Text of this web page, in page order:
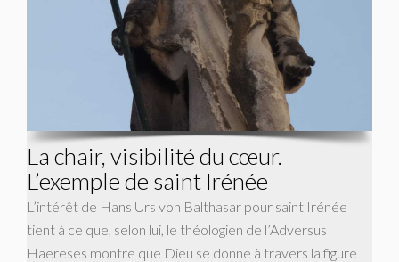
La chair, visibilité du cœur.
L’exemple de saint Irénée
L’intérêt de Hans Urs von Balthasar pour saint Irénée
tient à ce que, selon lui, le théologien de l’Adversus
Haereses montre que Dieu se donne à travers la figure